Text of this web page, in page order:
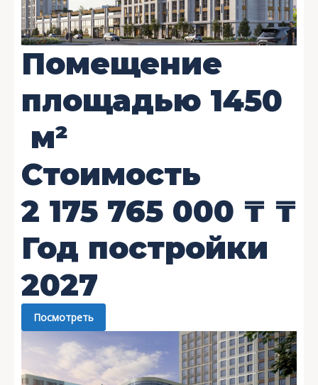
Помещение
площадью 1450
м²
Стоимость
2 175 765 000 ₸ ₸
Год постройки
2027
Посмотреть